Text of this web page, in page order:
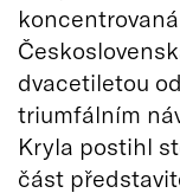
dvacetiletou
triumfálním
Kryla postihl
část